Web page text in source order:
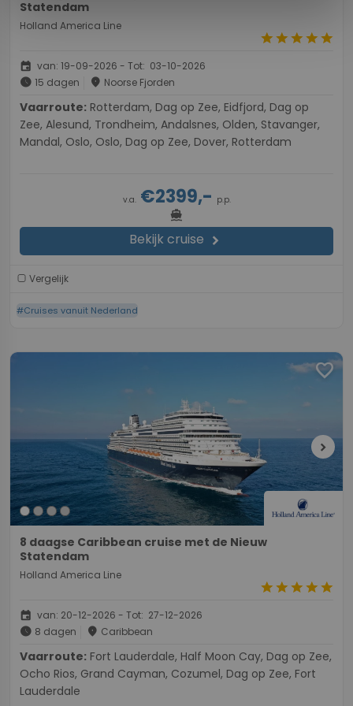
Statendam
Holland America Line
starstarstarstarstar
event van: 19-09-2026 - Tot: 03-10-2026
schedule 15 dagen place Noorse Fjorden
Vaarroute:
Zee, Alesund, Trondheim, Andalsnes, Olden, Stavanger,
Mandal, Oslo, Oslo, Dag op Zee, Dover, Rotterdam
v.a.€2399,- p.p.
directions_boat
Bekijk cruise chevron_right
Vergelijk
#Cruises vanuit Nederland
favorite
chevron_right
8 daagse Caribbean cruise met de Nieuw
Statendam
Holland America Line
starstarstarstarstar
event van: 20-12-2026 - Tot: 27-12-2026
schedule 8 dagen place Caribbean
Vaarroute:
Ocho Rios, Grand Cayman, Cozumel, Dag op Zee, Fort
Lauderdale